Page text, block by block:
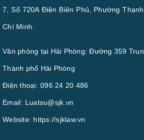
7, Số 720A Điện Biên Phủ, Phường
Chí Minh.
Văn phòng tại Hải Phòng: Đường 359
Thành phố Hải Phòng
Điện thoại: 096 24 20 486
Email: Luatsu@sjk.vn
Website: https://sjklaw.vn